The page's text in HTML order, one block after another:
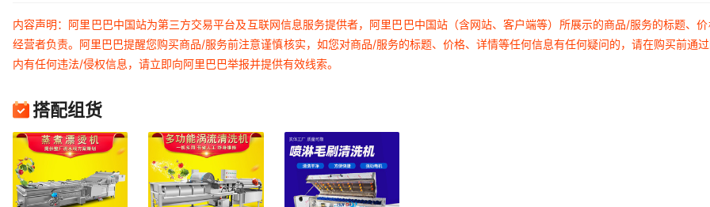
内容声明：阿里巴巴中国站为第三方交易平台及互联网信息服务提供者，阿里巴巴中国站（含网站、客户端等）所展示的商品/服务的标题、
经营者负责。阿里巴巴提醒您购买商品/服务前注意谨慎核实，如您对商品/服务的标题、价格、详情等任何信息有任何疑问的，请在购买前通
内有任何违法/侵权信息，请立即向阿里巴巴举报并提供有效线索。
搭配组货